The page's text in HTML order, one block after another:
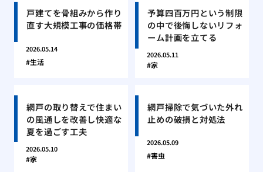
戸建てを骨組みから作り
直す大規模工事の価格帯
2026.05.14
生活
予算四百万円という制限
の中で後悔しないリフォ
ーム計画を立てる
2026.05.11
家
網戸の取り替えで住まい
の風通しを改善し快適な
夏を過ごす工夫
2026.05.10
家
網戸掃除で気づいた外れ
止めの破損と対処法
2026.05.09
害虫